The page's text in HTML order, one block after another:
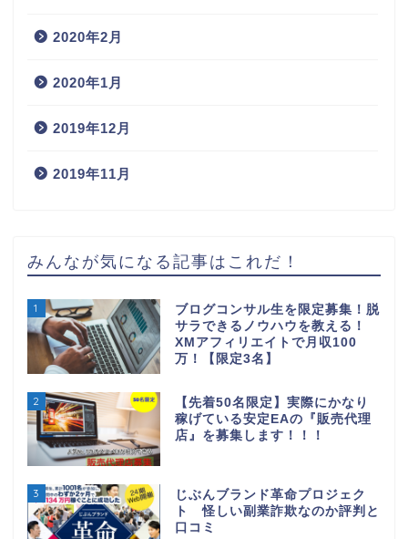
2020年2月
2020年1月
2019年12月
2019年11月
みんなが気になる記事はこれだ！
1
ブログコンサル生を限定募集！脱
サラできるノウハウを教える！
XMアフィリエイトで月収100
万！【限定3名】
2
【先着50名限定】実際にかなり
稼げている安定EAの『販売代理
店』を募集します！！！
3
じぶんブランド革命プロジェク
ト 怪しい副業詐欺なのか評判と
口コミ